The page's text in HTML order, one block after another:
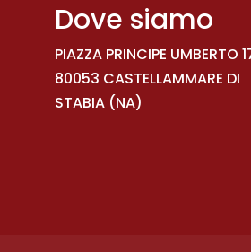
Dove siamo
PIAZZA PRINCIPE UMBERTO
80053 CASTELLAMMARE DI
STABIA (NA)